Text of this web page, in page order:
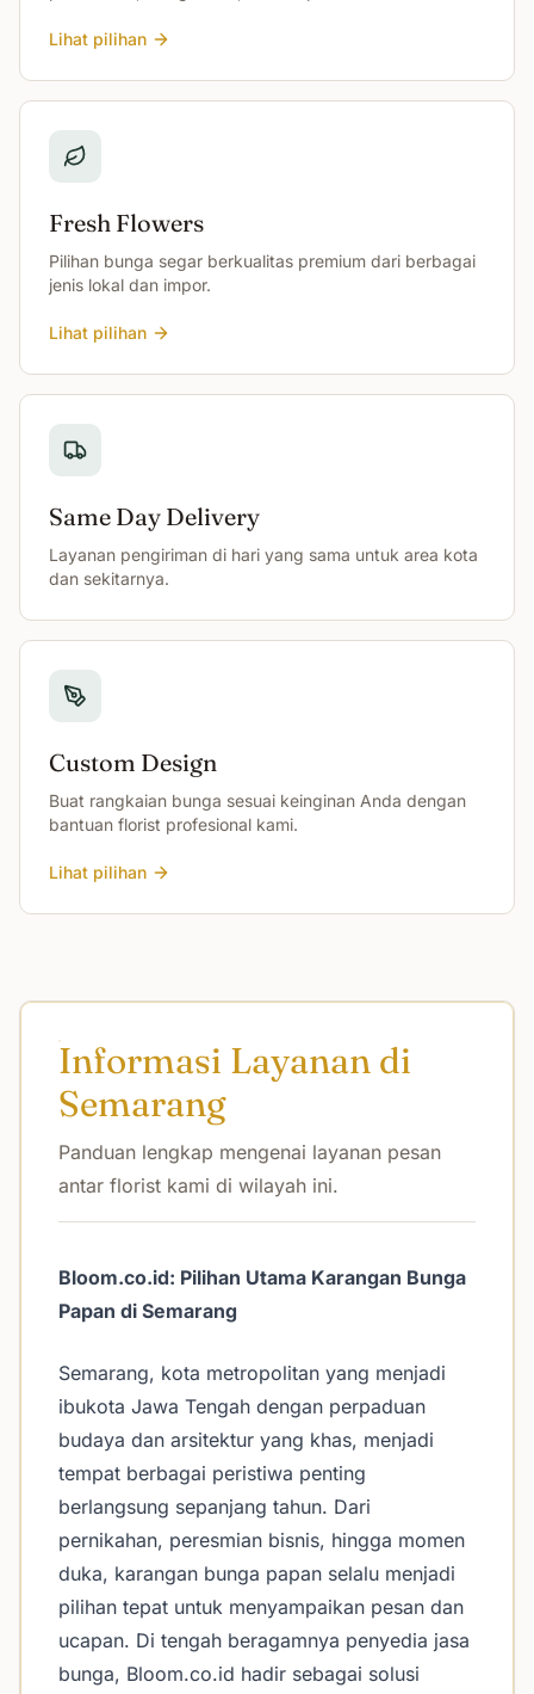
Lihat pilihan
Fresh Flowers
Pilihan bunga segar berkualitas premium dari berbagai
jenis lokal dan impor.
Lihat pilihan
Same Day Delivery
Layanan pengiriman di hari yang sama untuk area kota
dan sekitarnya.
Custom Design
Buat rangkaian bunga sesuai keinginan Anda dengan
bantuan florist profesional kami.
Lihat pilihan
Informasi Layanan di
Semarang
Panduan lengkap mengenai layanan pesan
antar florist kami di wilayah ini.
Bloom.co.id: Pilihan Utama Karangan Bunga
Papan di Semarang
Semarang, kota metropolitan yang menjadi
ibukota Jawa Tengah dengan perpaduan
budaya dan arsitektur yang khas, menjadi
tempat berbagai peristiwa penting
berlangsung sepanjang tahun. Dari
pernikahan, peresmian bisnis, hingga momen
duka, karangan bunga papan selalu menjadi
pilihan tepat untuk menyampaikan pesan dan
ucapan. Di tengah beragamnya penyedia jasa
bunga, Bloom.co.id hadir sebagai solusi